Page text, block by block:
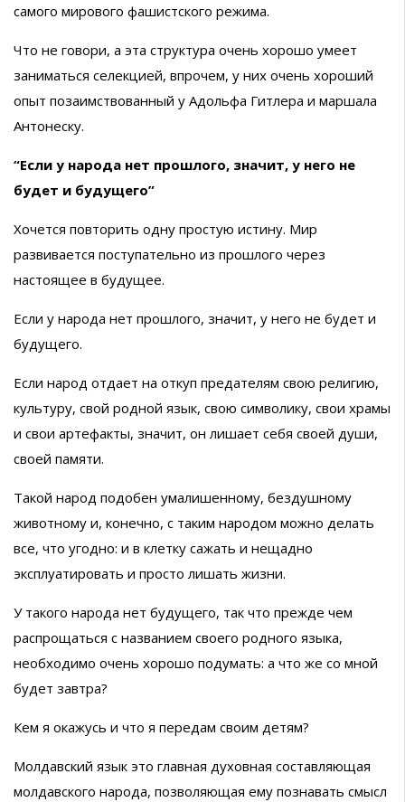
самого мирового фашистского режима.
Что не говори, а эта структура очень хорошо умеет
заниматься селекцией, впрочем, у них очень хороший
опыт позаимствованный у Адольфа Гитлера и маршала
Антонеску.
“Если у народа нет прошлого, значит, у него не
будет и будущего”
Хочется повторить одну простую истину. Мир
развивается поступательно из прошлого через
настоящее в будущее.
Если у народа нет прошлого, значит, у него не будет и
будущего.
Если народ отдает на откуп предателям свою религию,
культуру, свой родной язык, свою символику, свои храмы
и свои артефакты, значит, он лишает себя своей души,
своей памяти.
Такой народ подобен умалишенному, бездушному
животному и, конечно, с таким народом можно делать
все, что угодно: и в клетку сажать и нещадно
эксплуатировать и просто лишать жизни.
У такого народа нет будущего, так что прежде чем
распрощаться с названием своего родного языка,
необходимо очень хорошо подумать: а что же со мной
будет завтра?
Кем я окажусь и что я передам своим детям?
Молдавский язык это главная духовная составляющая
молдавского народа, позволяющая ему познавать смысл